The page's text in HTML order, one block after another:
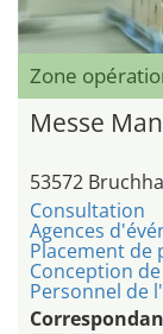
Zone
Messe
53572
Consultation
Agences
Placement de
Conception
Personnel de